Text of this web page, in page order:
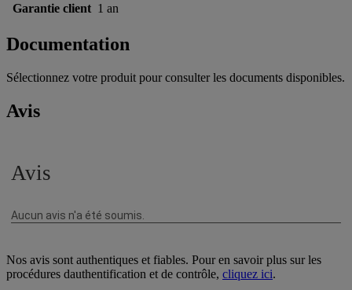
Garantie client 1 an
Documentation
Sélectionnez votre produit pour consulter les documents disponibles.
Avis
Nos avis sont authentiques et fiables. Pour en savoir plus sur les
procédures dauthentification et de contrôle, cliquez ici.